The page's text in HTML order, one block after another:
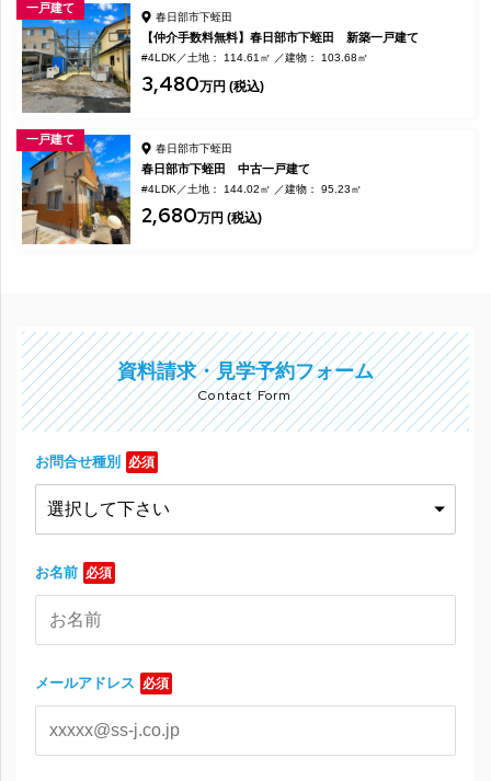
一戸建て
春日部市下蛭田
【仲介手数料無料】春日部市下蛭田 新築一戸建て
#4LDK 土地： 114.61㎡ 建物： 103.68㎡
3,480万円 (税込)
一戸建て
春日部市下蛭田
春日部市下蛭田 中古一戸建て
#4LDK 土地： 144.02㎡ 建物： 95.23㎡
2,680万円 (税込)
資料請求・見学予約フォーム
Contact Form
お問合せ種別 必須
お名前 必須
メールアドレス 必須